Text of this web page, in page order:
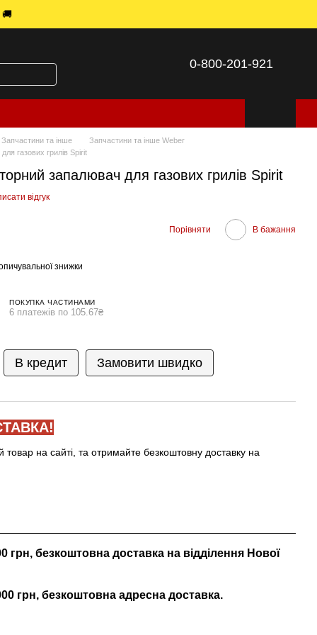
🚚
0-800-201-921
Запчастини та інше
Запчастини та інше Weber
газових грилів Spirit
запалювач для газових грилів Spirit
відгук
Порівняти В бажання
знижки
ПОКУПКА ЧАСТИНАМИ
6 платежів по 105.67₴
В кредит Замовити швидко
товар на сайті, та отримайте безкоштовну доставку на
грн, безкоштовна доставка на відділення Нової
грн, безкоштовна адресна доставка.